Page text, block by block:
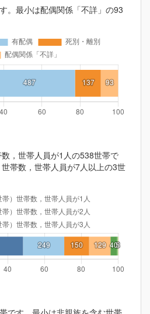
。最小は配偶関係「不詳」の93
，世帯人員が1人の538世帯で
帯数，世帯人員が7人以上の3世